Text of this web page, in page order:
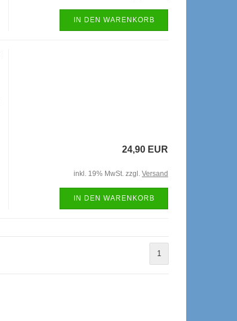
IN DEN WARENKORB
24,90 EUR
inkl. 19% MwSt. zzgl. Versand
IN DEN WARENKORB
1